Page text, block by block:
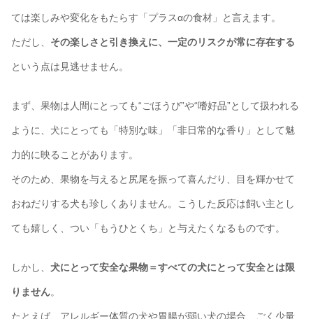
ては楽しみや変化をもたらす「プラスαの食材」と言えます。
ただし、 その楽しさと引き換えに、一定のリスクが常に存在する
という点は見逃せません。
まず、果物は人間にとっても“ごほうび”や“嗜好品”として扱われる
ように、犬にとっても「特別な味」「非日常的な香り」として魅
力的に映ることがあります。
そのため、果物を与えると尻尾を振って喜んだり、目を輝かせて
おねだりする犬も珍しくありません。こうした反応は飼い主とし
ても嬉しく、つい「もうひとくち」と与えたくなるものです。
しかし、 犬にとって安全な果物＝すべての犬にとって安全とは限
りません。
たとえば、アレルギー体質の犬や胃腸が弱い犬の場合、ごく少量